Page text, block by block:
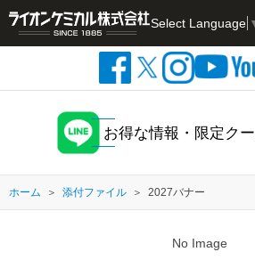
Select Language
お得な情報・限定ク
ホーム 添付ファイル 2027バナー
No Image
検索